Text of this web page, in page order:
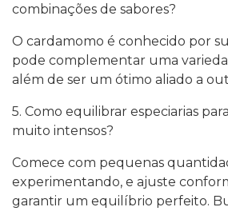
combinações de sabores?
O cardamomo é conhecido por
pode complementar uma
além de ser um ótimo aliado a
5. Como equilibrar especiarias
muito intensos?
Comece com pequenas
experimentando, e ajuste
garantir um equilíbrio perfeito.